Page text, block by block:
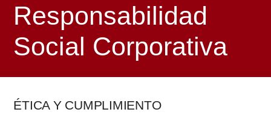
Responsabilidad
Social Corporativa
ÉTICA Y CUMPLIMIENTO